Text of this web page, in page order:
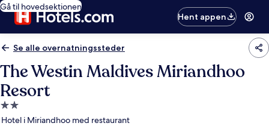
Gå til hovedsektionen
Hent appen
Se alle overnatningssteder
The Westin Maldives Miriandhoo
Resort
2.0-
stjernet
Hotel i Miriandhoo med restaurant